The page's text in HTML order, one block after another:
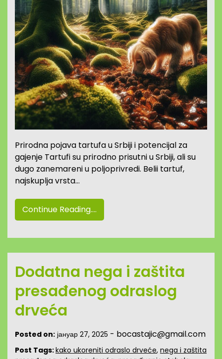
Prirodna pojava tartufa u Srbiji i potencijal za
gajenje Tartufi su prirodno prisutni u Srbiji, ali su
dugo zanemareni u poljoprivredi. Belii tartuf,
najskuplja vrsta…
Continue Reading....
Dodatna nega i zaštita
presađenog odraslog
drveća
Posted on: јануар 27, 2025 - bocastajic@gmail.com
Post Tags:kako ukoreniti odraslo drveće, nega i zaštita